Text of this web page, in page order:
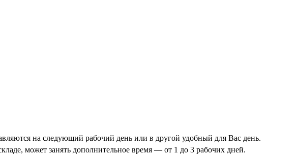
на следующий рабочий день или в другой удобный для Вас день.
может занять дополнительное время — от 1 до 3 рабочих дней.